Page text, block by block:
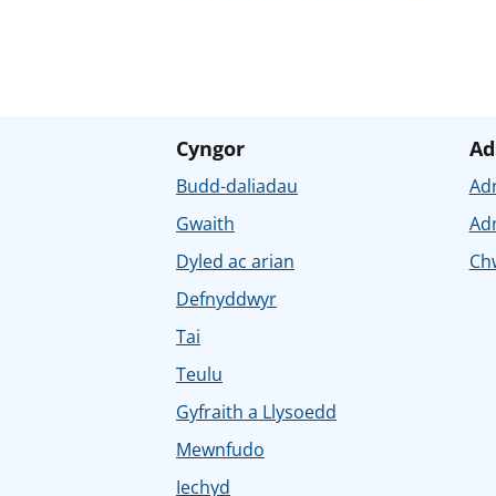
Cyngor
Budd-daliadau
Gwaith
Dyled ac arian
Defnyddwyr
Tai
Teulu
Gyfraith a Llysoedd
Mewnfudo
Iechyd